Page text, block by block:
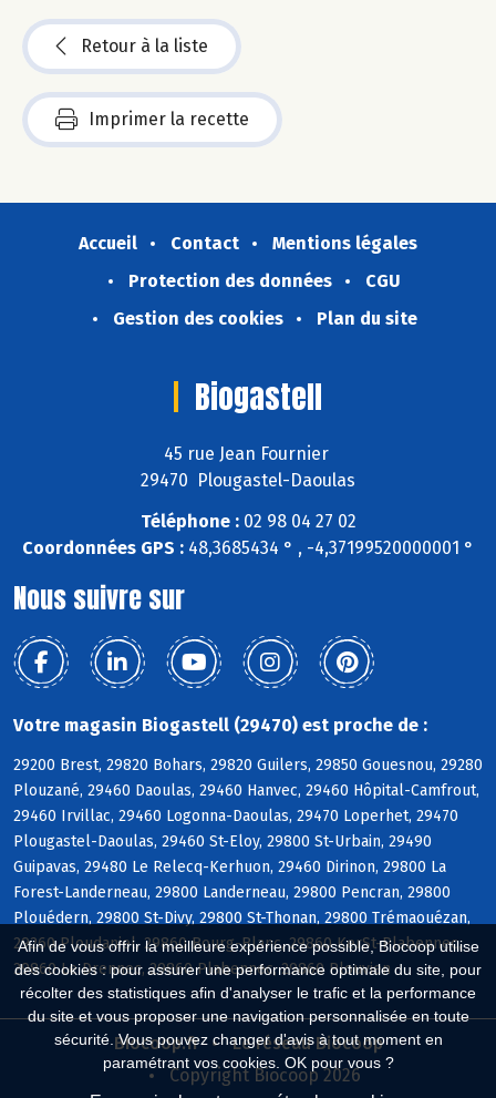
Afin de vous offrir la meilleure expérience possible, Biocoop utilise
des cookies : pour assurer une performance optimale du site, pour
récolter des statistiques afin d'analyser le trafic et la performance
du site et vous proposer une navigation personnalisée en toute
sécurité. Vous pouvez changer d'avis à tout moment en
paramétrant vos cookies. OK pour vous ?
Retour à la liste
Imprimer la recette
Accueil Contact
Mentions légales
Protection des données
CGU
Gestion des cookies
Plan du site
Biogastell
45 rue Jean Fournier
29470 Plougastel-Daoulas
Téléphone :02 98 04 27 02
Coordonnées GPS : 48,3685434 ° , -4,37199520000001 °
Nous suivre sur
Votre magasin Biogastell (29470) est proche de :
29200 Brest, 29820 Bohars, 29820 Guilers, 29850 Gouesnou, 29280
Plouzané, 29460 Daoulas, 29460 Hanvec, 29460 Hôpital-Camfrout,
29460 Irvillac, 29460 Logonna-Daoulas, 29470 Loperhet, 29470
Plougastel-Daoulas, 29460 St-Eloy, 29800 St-Urbain, 29490
Guipavas, 29480 Le Relecq-Kerhuon, 29460 Dirinon, 29800 La
Forest-Landerneau, 29800 Landerneau, 29800 Pencran, 29800
Plouédern, 29800 St-Divy, 29800 St-Thonan, 29800 Trémaouézan,
29260 Ploudaniel, 29860 Bourg-Blanc, 29860 KerSt-Plabennec,
29860 Le Drennec, 29860 Plabennec, 29860 Plouvien
Biocoop.fr
Le réseau Biocoop
Copyright Biocoop 2026